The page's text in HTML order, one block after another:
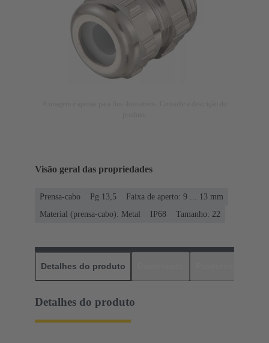
Visão geral das propriedades
Prensa-cabo Pg 13,5
Faixa de aperto: 9 ... 13 mm
Material (prensa-cabo): Metal
IP68 Tamanho: 22
Detalhes do produto
Detalhes do produto